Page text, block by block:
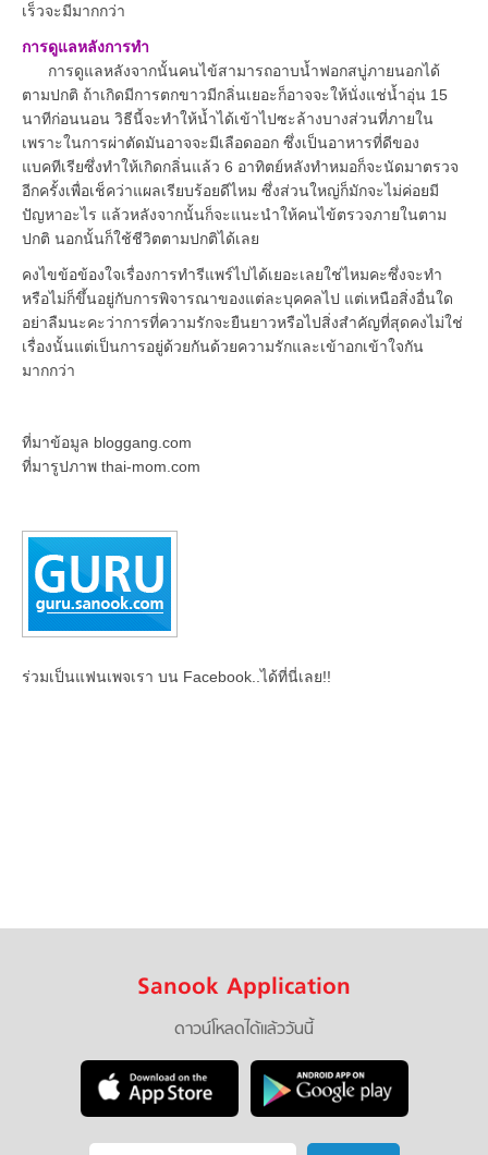
เร็วจะมีมากกว่า
การดูแลหลังการทำ
การดูแลหลังจากนั้นคนไข้สามารถอาบน้ำฟอกสบู่ภายนอกได้
ตามปกติ ถ้าเกิดมีการตกขาวมีกลิ่นเยอะก็อาจจะให้นั่งแช่น้ำอุ่น 15
นาทีก่อนนอน วิธีนี้จะทำให้น้ำได้เข้าไปซะล้างบางส่วนที่ภายใน
เพราะในการผ่าตัดมันอาจจะมีเลือดออก ซึ่งเป็นอาหารที่ดีของ
แบคทีเรียซึ่งทำให้เกิดกลิ่นแล้ว 6 อาทิตย์หลังทำหมอก็จะนัดมาตรวจ
อีกครั้งเพื่อเช็คว่าแผลเรียบร้อยดีไหม ซึ่งส่วนใหญ่ก็มักจะไม่ค่อยมี
ปัญหาอะไร แล้วหลังจากนั้นก็จะแนะนำให้คนไข้ตรวจภายในตาม
ปกติ นอกนั้นก็ใช้ชีวิตตามปกติได้เลย
คงไขข้อข้องใจเรื่องการทำรีแพร์ไปได้เยอะเลยใช่ไหมคะซึ่งจะทำ
หรือไม่ก็ขึ้นอยู่กับการพิจารณาของแต่ละบุคคลไป แต่เหนือสิ่งอื่นใด
อย่าลืมนะคะว่าการที่ความรักจะยืนยาวหรือไปสิ่งสำคัญที่สุดคงไม่ใช่
เรื่องนั้นแต่เป็นการอยู่ด้วยกันด้วยความรักและเข้าอกเข้าใจกัน
มากกว่า
ที่มาข้อมูล bloggang.com
ที่มารูปภาพ thai-mom.com
ร่วมเป็นแฟนเพจเรา บน Facebook..ได้ที่นี่เลย!!
Sanook Application
ดาวน์โหลดได้แล้ววันนี้